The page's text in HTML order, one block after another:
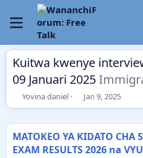
Kuitwa kwenye
09 Januari 2025
T
h
a
d
Yovina daniel
S
t
t
d
Jan 9, 2025
MATOKEO YA KIDATO CHA
EXAM RESULTS 2026 na